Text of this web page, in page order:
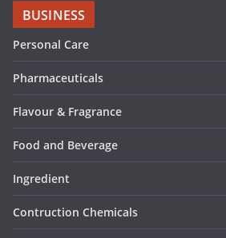
BUSINESS
Personal Care
Pharmaceuticals
Flavour & Fragrance
Food and Beverage
Ingredient
Contruction Chemicals